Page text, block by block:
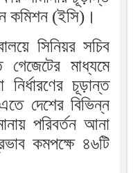
কমিশন (ইসি)।
সিনিয়র সচিব
মাধ্যমে
চূড়ান্ত
দেশের বিভিন্ন
পরিবর্তন আনা
কমপক্ষে ৪৬টি